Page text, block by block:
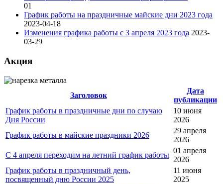
01
График работы на праздничные майские дни 2023 года
2023-04-18
Изменения графика работы с 3 апреля 2023 года 2023-
03-29
Акция
Заголовок
Дата
публикации
График работы в праздничные дни по случаю
Дня России
10 июня
2026
График работы в майские праздники 2026
29 апреля
2026
С 4 апреля переходим на летний график работы
01 апреля
2026
График работы в праздничный день,
посвященный дню России 2025
11 июня
2025